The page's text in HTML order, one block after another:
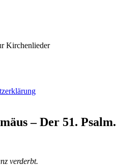
Kirchenlieder
– Der 51. Psalm.
verderbt.